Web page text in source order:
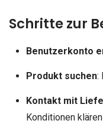
Schritte zur
Benutzerkonto
Produkt suchen:
Kontakt mit
Konditionen klären